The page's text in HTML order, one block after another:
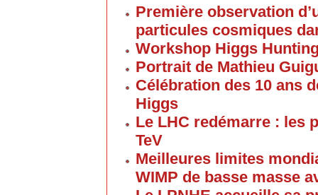
Première observation
particules cosmiques
Workshop Higgs
Portrait de Mathieu
Célébration des 10 ans
Higgs
Le LHC redémarre : les
TeV
Meilleures limites
WIMP de basse masse